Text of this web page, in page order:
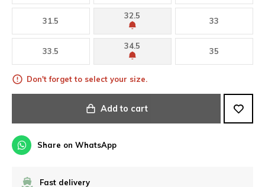
31.5
32.5
33
33.5
34.5
35
Don't forget to select your size.
Add to cart
Share on WhatsApp
Fast delivery